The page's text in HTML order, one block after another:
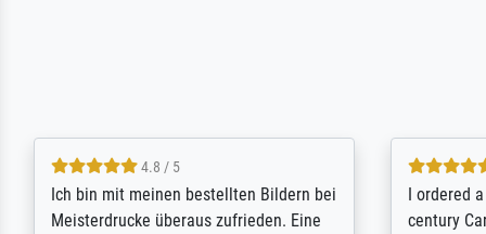
5 / 5
Rundum positive Erfahrung. Die
Ausführung des Auftrags hat eine Weile
The team
meet its